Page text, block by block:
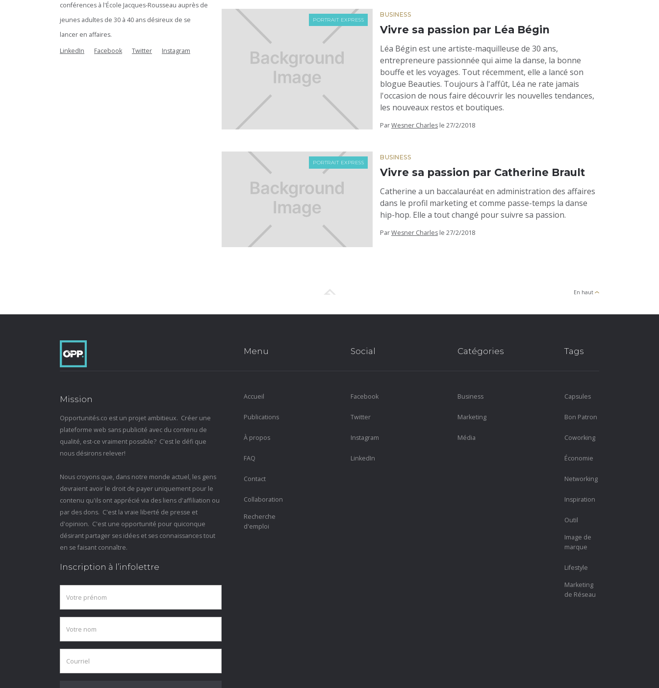
conférences à l'École Jacques-Rousseau auprès de
jeunes adultes de 30 à 40 ans désireux de se
lancer en affaires.
LinkedIn
Facebook Twitter Instagram
PORTRAIT EXPRESS
BUSINESS
Vivre sa passion par Léa Bégin
Léa Bégin est une artiste-maquilleuse de 30 ans,
entrepreneure passionnée qui aime la danse, la bonne
bouffe et les voyages. Tout récemment, elle a lancé son
blogue Beauties. Toujours à l'affût, Léa ne rate jamais
l'occasion de nous faire découvrir les nouvelles tendances,
les nouveaux restos et boutiques.
ParWesner Charles le 27/2/2018
PORTRAIT EXPRESS
BUSINESS
Vivre sa passion par Catherine Brault
Catherine a un baccalauréat en administration des affaires
dans le profil marketing et comme passe-temps la danse
hip-hop. Elle a tout changé pour suivre sa passion.
ParWesner Charles le 27/2/2018
En haut
Mission
Opportunités.co est un projet ambitieux. Créer une
plateforme web sans publicité avec du contenu de
qualité, est-ce vraiment possible? C'est le défi que
nous désirons relever!
Nous croyons que, dans notre monde actuel, les gens
devraient avoir le droit de payer uniquement pour le
contenu qu'ils ont apprécié via des liens d'affiliation ou
par des dons. C'est la vraie liberté de presse et
d'opinion. C'est une opportunité pour quiconque
désirant partager ses idées et ses connaissances tout
en se faisant connaître.
Inscription à l’infolettre
Menu Social Catégories Tags
Accueil
Publications
À propos
FAQ
Contact
Collaboration
Recherche
d'emploi
Facebook
Twitter
Instagram
LinkedIn
Business
Marketing
Média
Capsules
Bon Patron
Coworking
Économie
Networking
Inspiration
Outil
Image de
marque
Lifestyle
Marketing
de Réseau